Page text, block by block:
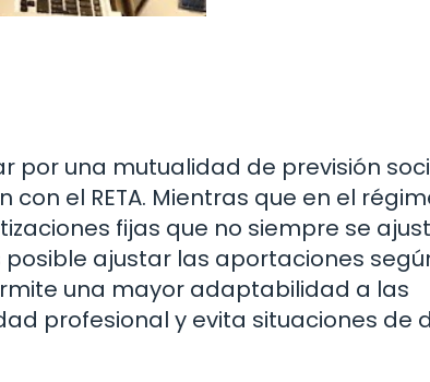
por una mutualidad de previsión
el RETA. Mientras que en el
fijas que no siempre se
ajustar las aportaciones
una mayor adaptabilidad a las
profesional y evita situaciones de